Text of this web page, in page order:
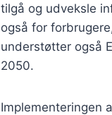
tilgå og udveksle
også for
understøtter også
2050.
Implementeringen